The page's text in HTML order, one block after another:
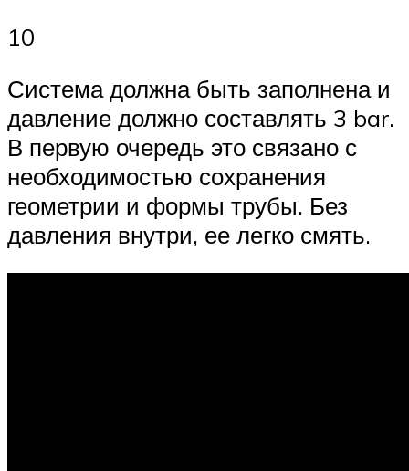
10
Система должна быть заполнена и
давление должно составлять 3 bar.
В первую очередь это связано с
необходимостью сохранения
геометрии и формы трубы. Без
давления внутри, ее легко смять.